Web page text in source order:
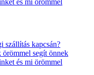
és mi örömmel
szállítás kapcsán?
segít önnek
és mi örömmel